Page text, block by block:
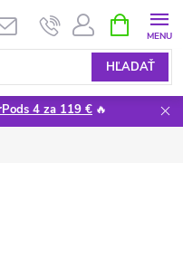
HĽADAŤ
KOŠÍK
4 za 119 € 🔥